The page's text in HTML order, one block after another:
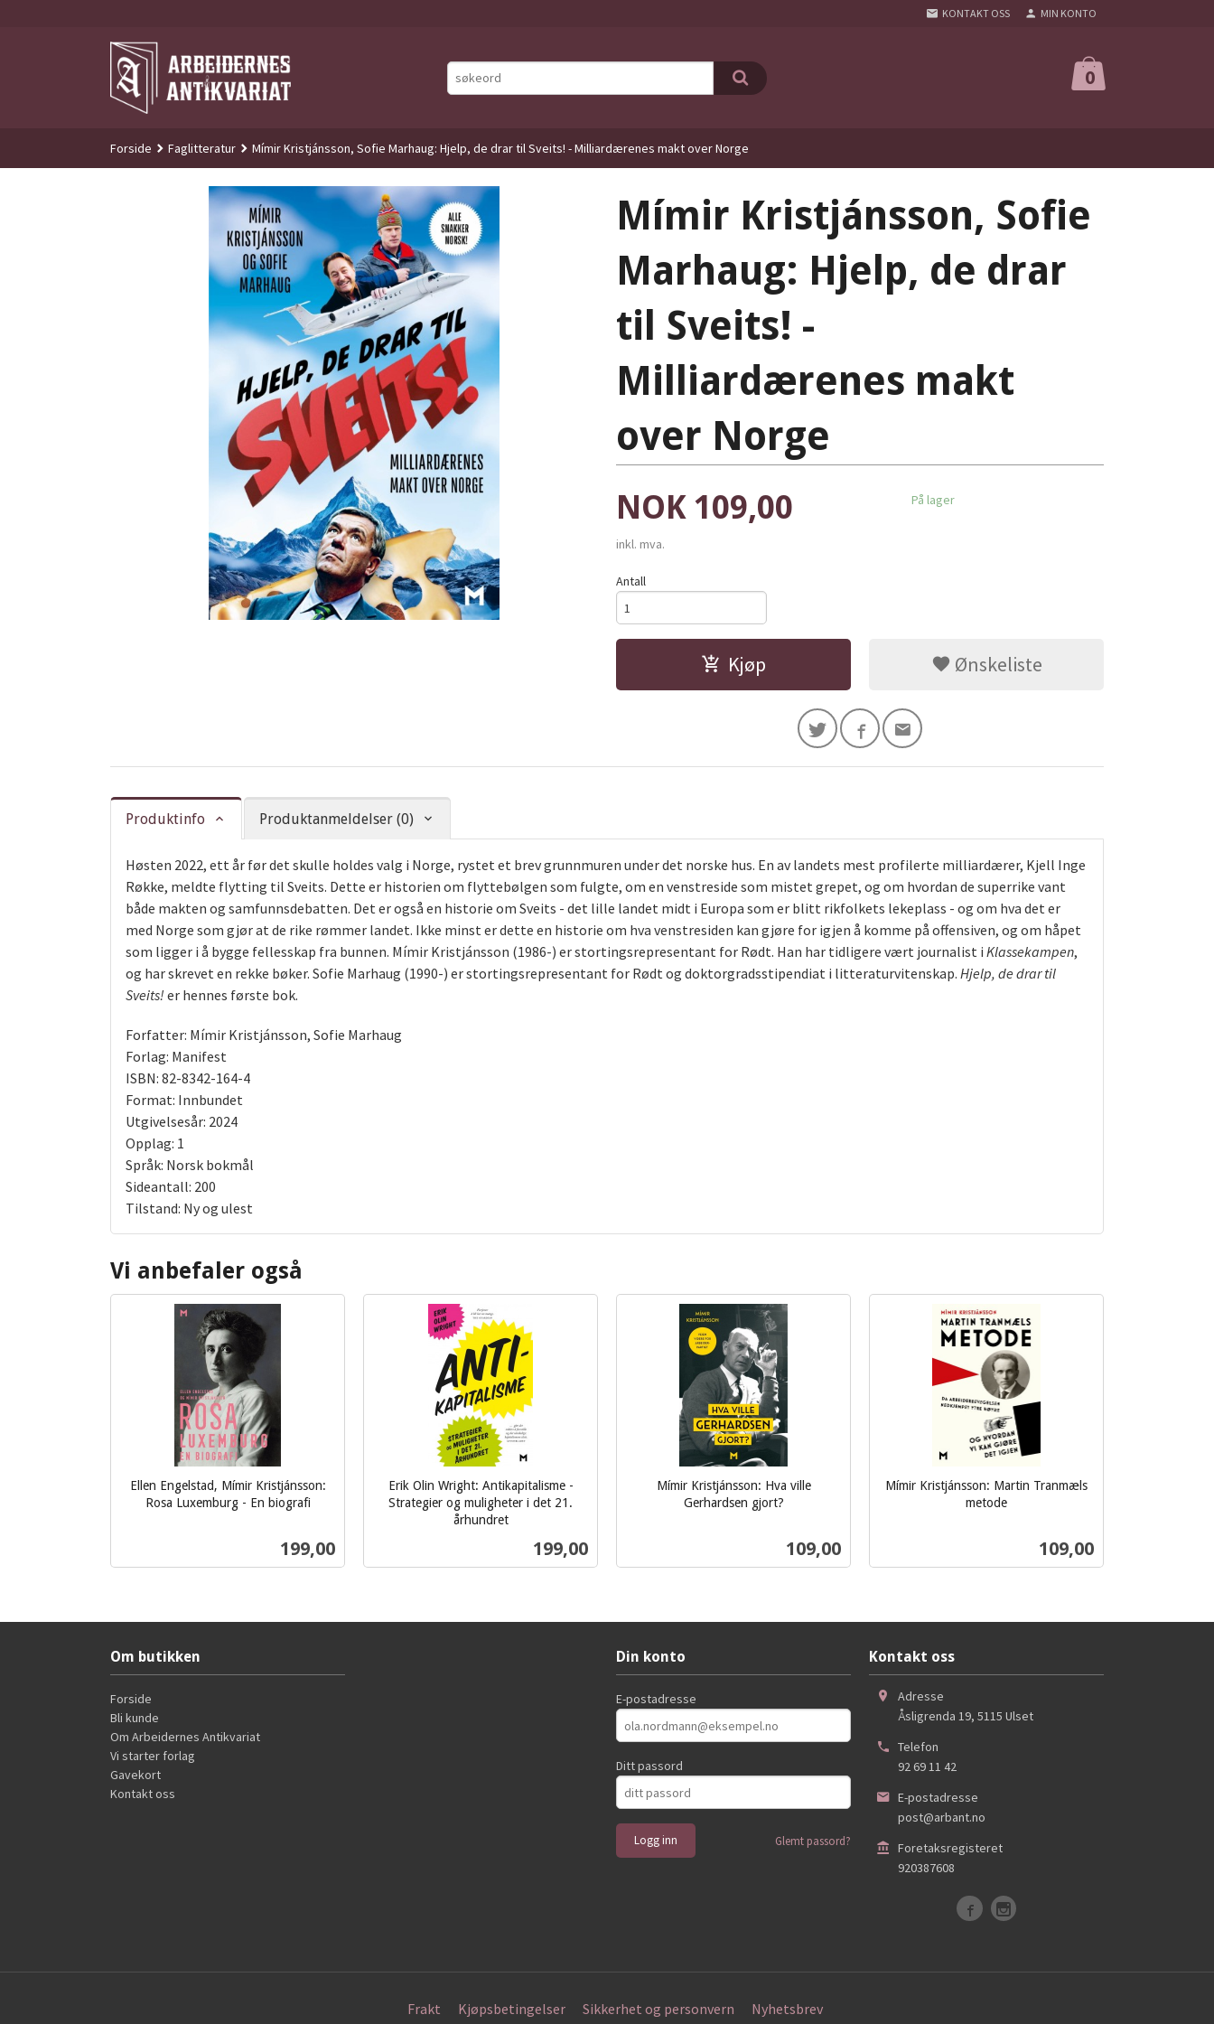
KONTAKT OSS MIN KONTO
0
Forside Faglitteratur Mímir Kristjánsson, Sofie Marhaug: Hjelp, de drar til Sveits! - Milliardærenes makt over Norge
Mímir Kristjánsson, Sofie
Marhaug: Hjelp, de drar
til Sveits! -
Milliardærenes makt
over Norge
Pris
NOK 109,00
inkl. mva.
På lager
Antall
Kjøp Ønskeliste
Produktinfo Produktanmeldelser (0)
Høsten 2022, ett år før det skulle holdes valg i Norge, rystet et brev grunnmuren under det norske hus. En av landets mest profilerte milliardærer, Kjell Inge
Røkke, meldte flytting til Sveits. Dette er historien om flyttebølgen som fulgte, om en venstreside som mistet grepet, og om hvordan de superrike vant
både makten og samfunnsdebatten. Det er også en historie om Sveits - det lille landet midt i Europa som er blitt rikfolkets lekeplass - og om hva det er
med Norge som gjør at de rike rømmer landet. Ikke minst er dette en historie om hva venstresiden kan gjøre for igjen å komme på offensiven, og om håpet
som ligger i å bygge fellesskap fra bunnen. Mímir Kristjánsson (1986-) er stortingsrepresentant for Rødt. Han har tidligere vært journalist i Klassekampen,
og har skrevet en rekke bøker. Sofie Marhaug (1990-) er stortingsrepresentant for Rødt og doktorgradsstipendiat i litteraturvitenskap. Hjelp, de drar til
Sveits! er hennes første bok.
Forfatter: Mímir Kristjánsson, Sofie Marhaug
Forlag: Manifest
ISBN: 82-8342-164-4
Format: Innbundet
Utgivelsesår: 2024
Opplag: 1
Språk: Norsk bokmål
Sideantall: 200
Tilstand: Ny og ulest
Vi anbefaler også
Ellen Engelstad, Mímir Kristjánsson:
Rosa Luxemburg - En biografi
Pris
199,00
Erik Olin Wright: Antikapitalisme -
Strategier og muligheter i det 21.
århundret
Pris
199,00
Mímir Kristjánsson: Hva ville
Gerhardsen gjort?
Pris
109,00
Mímir Kristjánsson: Martin Tranmæls
metode
Pris
109,00
Om butikken
Forside
Bli kunde
Om Arbeidernes Antikvariat
Vi starter forlag
Gavekort
Kontakt oss
Din konto
E-postadresse
Ditt passord
Glemt passord?
Kontakt oss
Adresse
Åsligrenda 19, 5115 Ulset
Telefon
92 69 11 42
E-postadresse
post@arbant.no
Foretaksregisteret
920387608
Frakt Kjøpsbetingelser Sikkerhet og personvern Nyhetsbrev